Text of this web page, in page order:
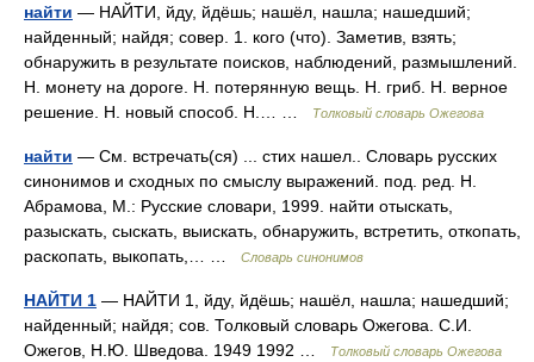
найти — НАЙТИ, йду, йдёшь; нашёл, нашла; нашедший;
найденный; найдя; совер. 1. кого (что). Заметив, взять;
обнаружить в результате поисков, наблюдений, размышлений.
Н. монету на дороге. Н. потерянную вещь. Н. гриб. Н. верное
решение. Н. новый способ. Н.… …
Толковый словарь Ожегова
найти — См. встречать(ся) ... стих нашел.. Словарь русских
синонимов и сходных по смыслу выражений. под. ред. Н.
Абрамова, М.: Русские словари, 1999. найти отыскать,
разыскать, сыскать, выискать, обнаружить, встретить, откопать,
раскопать, выкопать,… …
Словарь синонимов
НАЙТИ 1 — НАЙТИ 1, йду, йдёшь; нашёл, нашла; нашедший;
найденный; найдя; сов. Толковый словарь Ожегова. С.И.
Ожегов, Н.Ю. Шведова. 1949 1992 …
Толковый словарь Ожегова